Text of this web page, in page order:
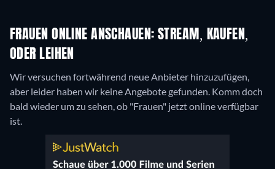
FRAUEN ONLINE ANSCHAUEN: STREAM, KAUFEN,
ODER LEIHEN
Wir versuchen fortwährend neue Anbieter hinzuzufügen,
aber leider haben wir keine Angebote gefunden. Komm doch
bald wieder um zu sehen, ob "Frauen" jetzt online verfügbar
ist.